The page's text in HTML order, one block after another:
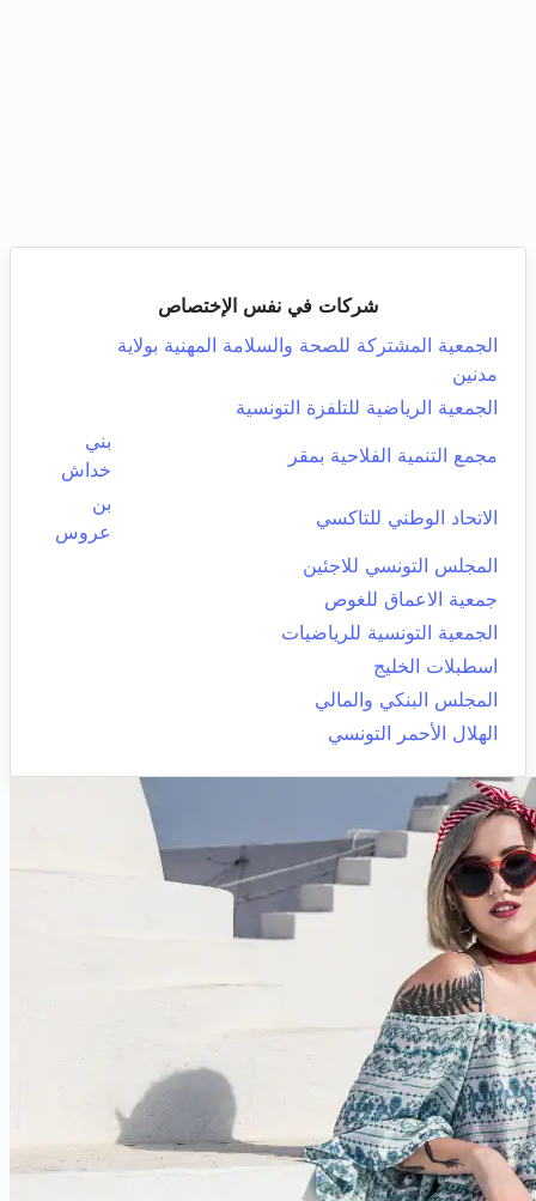
شركات في نفس الإختصاص
الجمعية المشتركة للصحة والسلامة المهنية بولاية
مدنين
الجمعية الرياضية للتلفزة التونسية
مجمع التنمية الفلاحية بمقر
بني
خداش
الاتحاد الوطني للتاكسي
بن
عروس
المجلس التونسي للاجئين
جمعية الاعماق للغوص
الجمعية التونسية للرياضيات
اسطبلات الخليج
المجلس البنكي والمالي
الهلال الأحمر التونسي